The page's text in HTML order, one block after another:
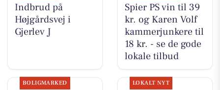
Indbrud på
Højgårdsvej i
Gjerlev J
Spier PS vin til 39
kr. og Karen Volf
kammerjunkere til
18 kr. - se de gode
lokale tilbud
BOLIGMARKED LOKALT NYT